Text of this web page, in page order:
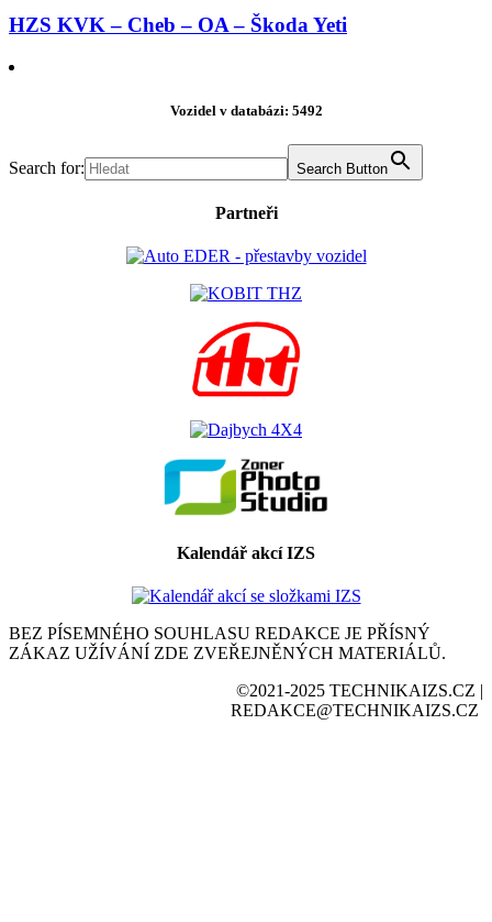
HZS KVK – Cheb – OA – Škoda Yeti
Vozidel v databázi: 5492
Search for: Search Button
Partneři
Kalendář akcí IZS
BEZ PÍSEMNÉHO SOUHLASU REDAKCE JE PŘÍSNÝ
ZÁKAZ UŽÍVÁNÍ ZDE ZVEŘEJNĚNÝCH MATERIÁLŮ.
©2021-2025 TECHNIKAIZS.CZ |
REDAKCE@TECHNIKAIZS.CZ